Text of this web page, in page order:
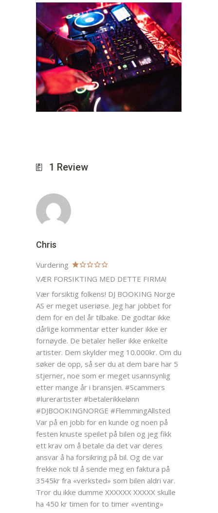
1 Review
Chris
Vurdering
VÆR FORSIKTING MED DETTE FIRMA!
Vær forsiktig folkens! DJ BOOKING Norge
AS er meget useriøse. Jeg har jobbet for
dem for en del år tilbake. De godtar ikke
dårlige kommentar etter kunder ikke er
fornøyde. De betaler heller ikke enkelte
artister. Dem skylder meg 10.000kr. Om du
søker de opp, så ser du at dem bare har 5
stjerner, noe som er meget usannsynlig
etter mange år i bransjen. #Scammers
#lurerartister #betalerikkelønn
#DJBOOKINGNORGE #FlemmingAllsted
Var på en jobb for en kunde og noen på
festen knuste speilet på bilen og jeg fikk
ett krav om å betale da det var deres
ansvar å ha forsikring på bil. Og de var
frekke nok til å sende meg en faktura på
3545kr fra «verksted» som bilen aldri var.
Tror du ikke dumme XXXXXX XXXXX skulle
ha 450 kr timen for to timer «venting»